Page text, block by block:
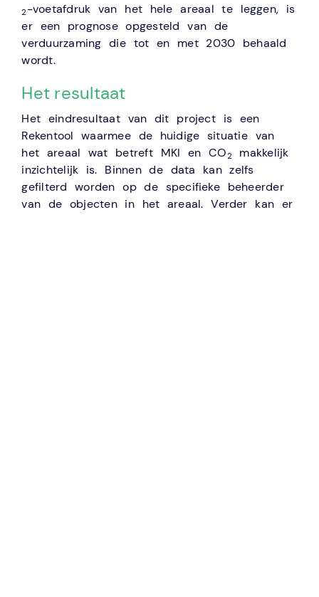
2-voetafdruk van het hele areaal te leggen, is
er een prognose opgesteld van de
verduurzaming die tot en met 2030 behaald
wordt.
Het resultaat
Het eindresultaat van dit project is een
Rekentool waarmee de huidige situatie van
het areaal wat betreft MKI en CO2
makkelijk
inzichtelijk is. Binnen de data kan zelfs
gefilterd worden op de specifieke beheerder
van de objecten in het areaal. Verder kan er